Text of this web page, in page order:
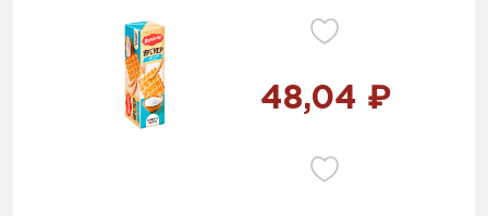
48,04 ₽